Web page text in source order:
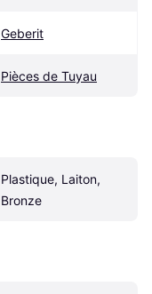
Geberit
Pièces de Tuyau
Plastique, Laiton,
Bronze